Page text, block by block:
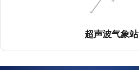
超声波气象站